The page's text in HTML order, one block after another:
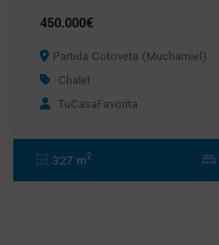
450.000€
Partida Cotoveta (Muchamiel)
Chalet
TuCasaFavorita
327 m2